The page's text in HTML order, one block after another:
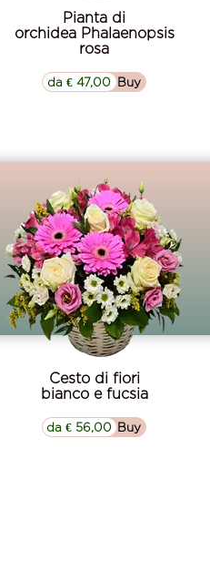
Pianta di
orchidea Phalaenopsis
rosa
▷▷ Buy
da € 47,00
Cesto di fiori
bianco e fucsia
▷▷ Buy
da € 56,00